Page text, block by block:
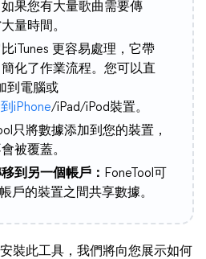
果您有大量歌曲需要傳
量時間。
iTunes 更容易處理，它帶
化了作業流程。您可以直
到電腦或
iPhone/iPad/iPod裝置。
只將數據添加到您的裝置，
被覆蓋。
到另一個帳戶： FoneTool可
戶的裝置之間共享數據。
裝此工具，我們將向您展示如何